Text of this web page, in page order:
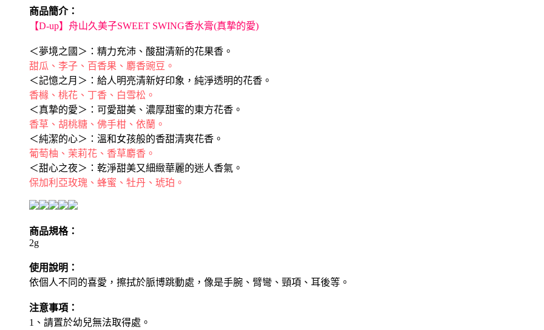
商品簡介：
【D-up】舟山久美子SWEET SWING香水膏(真摯的愛)
＜夢境之國＞：精力充沛、酸甜清新的花果香。
甜瓜、李子、百香果、麝香豌豆。
＜記憶之月＞：給人明亮清新好印象，純淨透明的花香。
香櫞、桃花、丁香、白雪松。
＜真摯的愛＞：可愛甜美、濃厚甜蜜的東方花香。
香草、胡桃糖、佛手柑、依蘭。
＜純潔的心＞：溫和女孩般的香甜清爽花香。
葡萄柚、茉莉花、香草麝香。
＜甜心之夜＞：乾淨甜美又細緻華麗的迷人香氣。
保加利亞玫瑰、蜂蜜、牡丹、琥珀。
商品規格：
2g
使用說明：
依個人不同的喜愛，擦拭於脈博跳動處，像是手腕、臂彎、頸項、耳後等。
注意事項：
1、請置於幼兒無法取得處。